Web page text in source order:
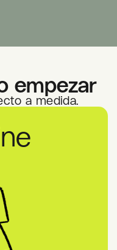
empezar
a medida.